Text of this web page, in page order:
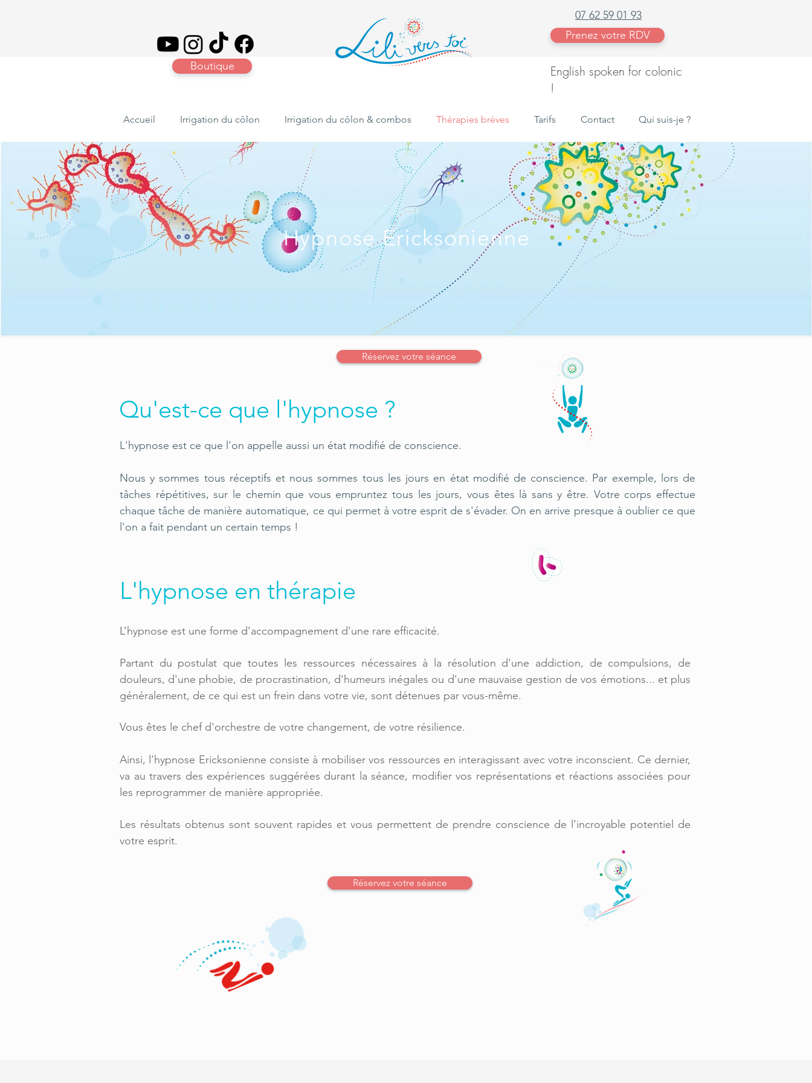
07 62 59 01 93
Prenez votre RDV
Boutique
English spoken for colonic
!
Accueil Irrigation du côlon Irrigation du côlon & combos Thérapies brèves Tarifs Contact Qui suis-je ?
Hypnose Ericksonienne
Qu'est-ce que l'hypnose ?
L'hypnose est ce que l'on appelle aussi un état modifié de conscience.
Nous y sommes tous réceptifs et nous sommes tous les jours en état modifié de conscience. Par exemple, lors de
tâches répétitives, sur le chemin que vous empruntez tous les jours, vous êtes là sans y être. Votre corps effectue
chaque tâche de manière automatique, ce qui permet à votre esprit de s'évader. On en arrive presque à oublier ce que
l'on a fait pendant un certain temps !
Réservez votre séance
L'hypnose en thérapie
L’hypnose est une forme d’accompagnement d’une rare efficacité.
Partant du postulat que toutes les ressources nécessaires à la résolution d'une addiction, de compulsions, de
douleurs, d'une phobie, de procrastination, d'humeurs inégales ou d'une mauvaise gestion de vos émotions... et plus
généralement, de ce qui est un frein dans votre vie, sont détenues par vous-même.
Vous êtes le chef d'orchestre de votre changement, de votre résilience.
Ainsi, l’hypnose Ericksonienne consiste à mobiliser vos ressources en interagissant avec votre inconscient. Ce dernier,
va au travers des expériences suggérées durant la séance, modifier vos représentations et réactions associées pour
les reprogrammer de manière appropriée.
Les résultats obtenus sont souvent rapides et vous permettent de prendre conscience de l’incroyable potentiel de
votre esprit.
Réservez votre séance